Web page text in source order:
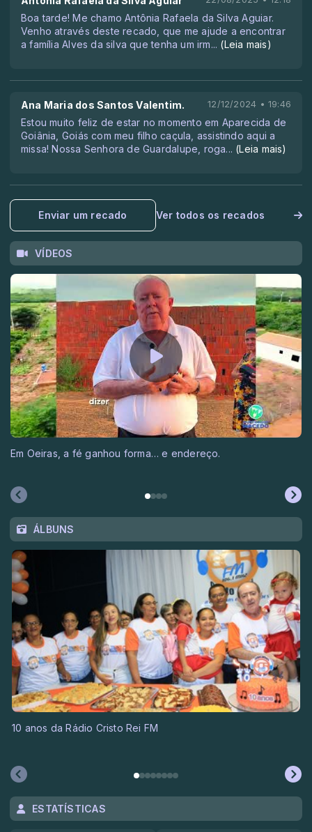
Boa tarde! Me chamo Antônia Rafaela da Silva Aguiar.
Venho através deste recado, que me ajude a encontrar
a família Alves da silva que tenha um irm... (Leia mais)
Ana Maria dos Santos Valentim. 12/12/2024 • 19:46
Estou muito feliz de estar no momento em Aparecida de
Goiânia, Goiás com meu filho caçula, assistindo aqui a
missa! Nossa Senhora de Guardalupe, roga... (Leia mais)
Enviar um recado Ver todos os recados
VÍDEOS
Em Oeiras, a fé ganhou forma… e endereço.
ÁLBUNS
10 anos da Rádio Cristo Rei FM
ESTATÍSTICAS